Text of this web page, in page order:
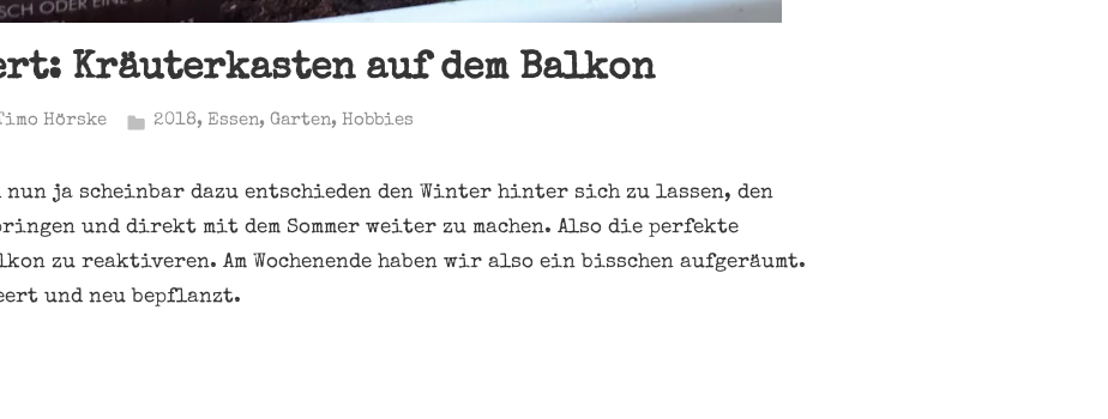
Kräuterkasten auf dem Balkon
Hörske 2018, Essen, Garten, Hobbies
nun ja scheinbar dazu entschieden den Winter hinter sich zu lassen, den
und direkt mit dem Sommer weiter zu machen. Also die perfekte
zu reaktiveren. Am Wochenende haben wir also ein bisschen aufgeräumt.
und neu bepflanzt.